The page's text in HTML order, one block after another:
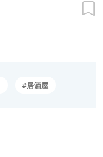
居酒屋